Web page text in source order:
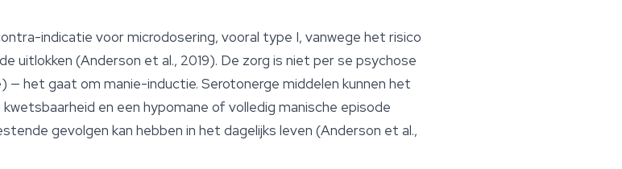
indicatie voor microdosering, vooral type I, vanwege het risico
uitlokken (Anderson et al., 2019). De zorg is niet per se psychose
— het gaat om manie-inductie. Serotonerge middelen kunnen het
en een hypomane of volledig manische episode
gevolgen kan hebben in het dagelijks leven (Anderson et al.,